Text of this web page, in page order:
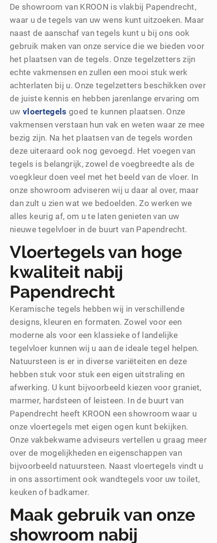
De showroom van KROON is vlakbij Papendrecht,
waar u de tegels van uw wens kunt uitzoeken. Maar
naast de aanschaf van tegels kunt u bij ons ook
gebruik maken van onze service die we bieden voor
het plaatsen van de tegels. Onze tegelzetters zijn
echte vakmensen en zullen een mooi stuk werk
achterlaten bij u. Onze tegelzetters beschikken over
de juiste kennis en hebben jarenlange ervaring om
uw vloertegels goed te kunnen plaatsen. Onze
vakmensen verstaan hun vak en weten waar ze mee
bezig zijn. Na het plaatsen van de tegels worden
deze uiteraard ook nog gevoegd. Het voegen van
tegels is belangrijk, zowel de voegbreedte als de
voegkleur doen veel met het beeld van de vloer. In
onze showroom adviseren wij u daar al over, maar
dan zult u zien wat we bedoelden. Zo werken we
alles keurig af, om u te laten genieten van uw
nieuwe tegelvloer in de buurt van Papendrecht.
Vloertegels van hoge
kwaliteit nabij
Papendrecht
Keramische tegels hebben wij in verschillende
designs, kleuren en formaten. Zowel voor een
moderne als voor een klassieke of landelijke
tegelvloer kunnen wij u aan de ideale tegel helpen.
Natuursteen is er in diverse variëteiten en deze
hebben stuk voor stuk een eigen uitstraling en
afwerking. U kunt bijvoorbeeld kiezen voor graniet,
marmer, hardsteen of leisteen. In de buurt van
Papendrecht heeft KROON een showroom waar u
onze vloertegels met eigen ogen kunt bekijken.
Onze vakbekwame adviseurs vertellen u graag meer
over de mogelijkheden en eigenschappen van
bijvoorbeeld natuursteen. Naast vloertegels vindt u
in ons assortiment ook wandtegels voor uw toilet,
keuken of badkamer.
Maak gebruik van onze
showroom nabij